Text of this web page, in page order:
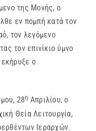
της Μονής, ο
εν πομπή κατά τον
τον λεγόμενο
τον επινίκιο ύμνο
εκήρυξε ο
28η Απριλίου, ο
Θεία Λειτουργία,
Ιεραρχών.